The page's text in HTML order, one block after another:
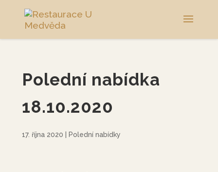
Polední nabídka
18.10.2020
17. října 2020 Polední nabídky